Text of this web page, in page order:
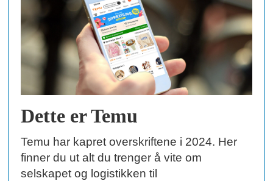
Dette er Temu
Temu har kapret overskriftene i 2024. Her
finner du ut alt du trenger å vite om
selskapet og logistikken til